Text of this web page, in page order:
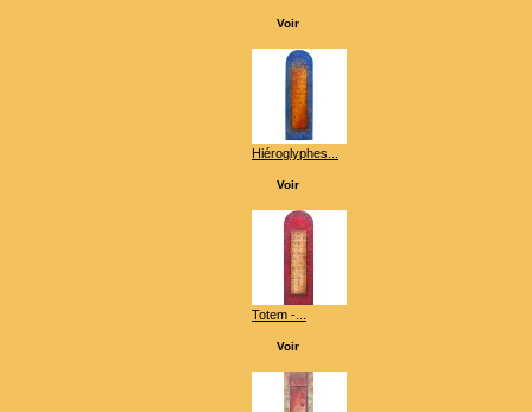
Voir
Hiéroglyphes...
Voir
Totem -...
Voir